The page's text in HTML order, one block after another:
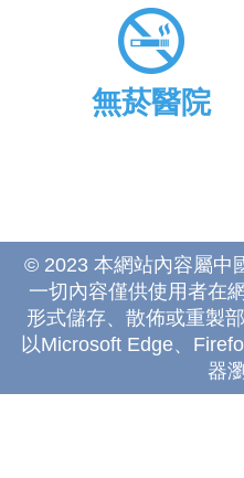
無菸醫院
© 2023 本網站內容屬中
一切內容僅供使用者在
形式儲存、散佈或重製
以Microsoft Edge、
器